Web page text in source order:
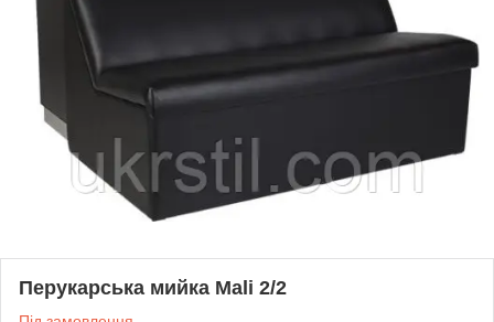
Перукарська мийка Mali 2/2